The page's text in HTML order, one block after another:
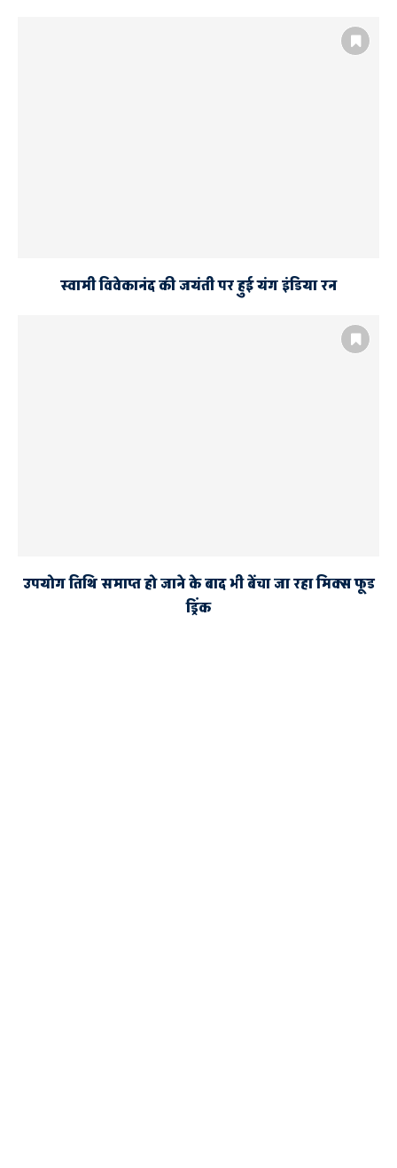
स्वामी विवेकानंद की जयंती पर हुई यंग इंडिया रन
उपयोग तिथि समाप्त हो जाने के बाद भी बेंचा जा रहा मिक्स फूड
ड्रिंक